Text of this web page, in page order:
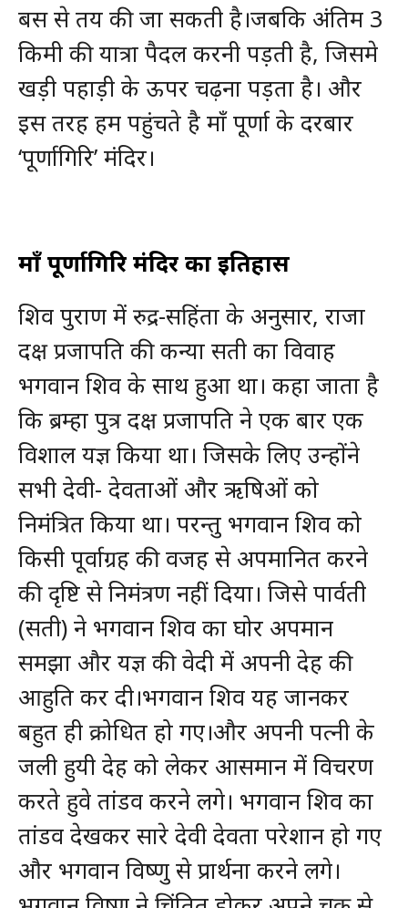
बस से तय की जा सकती है।जबकि अंतिम 3
किमी की यात्रा पैदल करनी पड़ती है, जिसमे
खड़ी पहाड़ी के ऊपर चढ़ना पड़ता है। और
इस तरह हम पहुंचते है माँ पूर्णा के दरबार
‘पूर्णागिरि’ मंदिर।
माँ पूर्णागिरि मंदिर का इतिहास
शिव पुराण में रुद्र-सहिंता के अनुसार, राजा
दक्ष प्रजापति की कन्या सती का विवाह
भगवान शिव के साथ हुआ था। कहा जाता है
कि ब्रम्हा पुत्र दक्ष प्रजापति ने एक बार एक
विशाल यज्ञ किया था। जिसके लिए उन्होंने
सभी देवी- देवताओं और ऋषिओं को
निमंत्रित किया था। परन्तु भगवान शिव को
किसी पूर्वाग्रह की वजह से अपमानित करने
की दृष्टि से निमंत्रण नहीं दिया। जिसे पार्वती
(सती) ने भगवान शिव का घोर अपमान
समझा और यज्ञ की वेदी में अपनी देह की
आहुति कर दी।भगवान शिव यह जानकर
बहुत ही क्रोधित हो गए।और अपनी पत्नी के
जली हुयी देह को लेकर आसमान में विचरण
करते हुवे तांडव करने लगे। भगवान शिव का
तांडव देखकर सारे देवी देवता परेशान हो गए
और भगवान विष्णु से प्रार्थना करने लगे।